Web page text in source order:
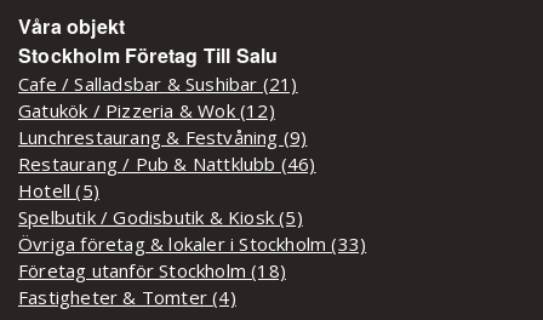
Våra objekt
Stockholm Företag Till Salu
Cafe / Salladsbar & Sushibar (21)
Gatukök / Pizzeria & Wok (12)
Lunchrestaurang & Festvåning (9)
Restaurang / Pub & Nattklubb (46)
Hotell (5)
Spelbutik / Godisbutik & Kiosk (5)
Övriga företag & lokaler i Stockholm (33)
Företag utanför Stockholm (18)
Fastigheter & Tomter (4)